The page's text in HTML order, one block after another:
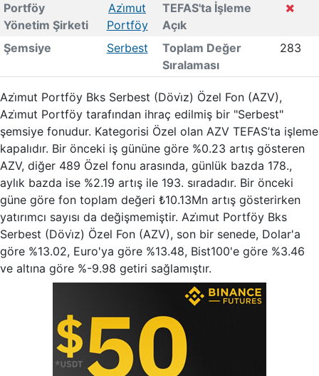
Portföy
Yönetim Şirketi
Azi̇mut
Portföy
TEFAS'ta İşleme
Açık
Şemsiye
Serbest
Toplam Değer
Sıralaması
283
Azi̇mut Portföy Bks Serbest (Dövi̇z) Özel Fon (AZV),
Azi̇mut Portföy tarafından ihraç edilmiş bir "Serbest"
şemsiye fonudur. Kategorisi Özel olan AZV TEFAS’ta işleme
kapalıdır. Bir önceki iş gününe göre %0.23 artış gösteren
AZV, diğer 489 Özel fonu arasında, günlük bazda 178.,
aylık bazda ise %2.19 artış ile 193. sıradadır. Bir önceki
güne göre fon toplam değeri ₺10.13Mn artış gösterirken
yatırımcı sayısı da değişmemiştir. Azi̇mut Portföy Bks
Serbest (Dövi̇z) Özel Fon (AZV), son bir senede, Dolar'a
göre %13.02, Euro'ya göre %13.48, Bist100'e göre %3.46
ve altına göre %-9.98 getiri sağlamıştır.